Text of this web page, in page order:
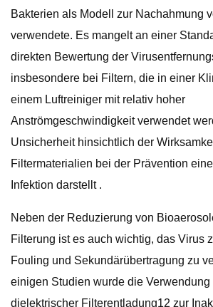
Bakterien als Modell zur Nachahmung
verwendete. Es mangelt an einer
direkten Bewertung der
insbesondere bei Filtern, die in einer
einem Luftreiniger mit relativ hoher
Anströmgeschwindigkeit verwendet
Unsicherheit hinsichtlich der
Filtermaterialien bei der Prävention
Infektion darstellt .
Neben der Reduzierung von
Filterung ist es auch wichtig, das Virus
Fouling und Sekundärübertragung zu
einigen Studien wurde die Verwendung
dielektrischer Filterentladung12 zur